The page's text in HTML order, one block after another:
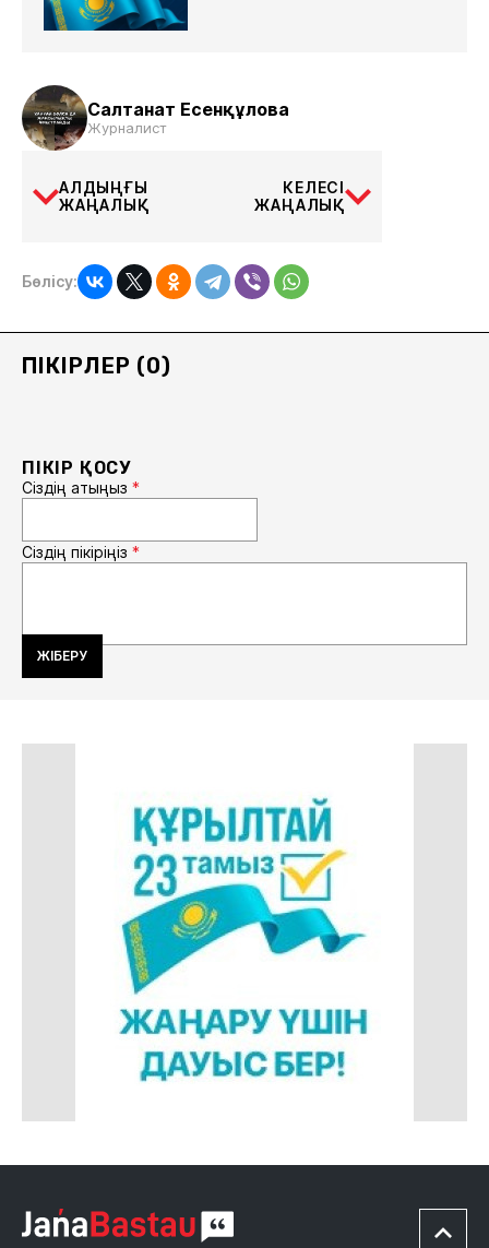
Салтанат Есенқұлова
Журналист
АЛДЫҢҒЫ
ЖАҢАЛЫҚ
КЕЛЕСІ
ЖАҢАЛЫҚ
Бөлісу:
ПІКІРЛЕР (0)
ПІКІР ҚОСУ
Сіздің атыңыз *
Сіздің пікіріңіз *
ЖІБЕРУ